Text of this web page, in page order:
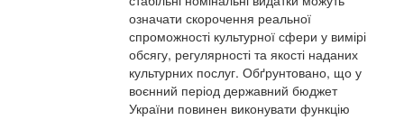
означати скорочення реальної
спроможності культурної сфери у вимірі
обсягу, регулярності та якості наданих
культурних послуг. Обґрунтовано, що у
воєнний період державний бюджет
України повинен виконувати функцію